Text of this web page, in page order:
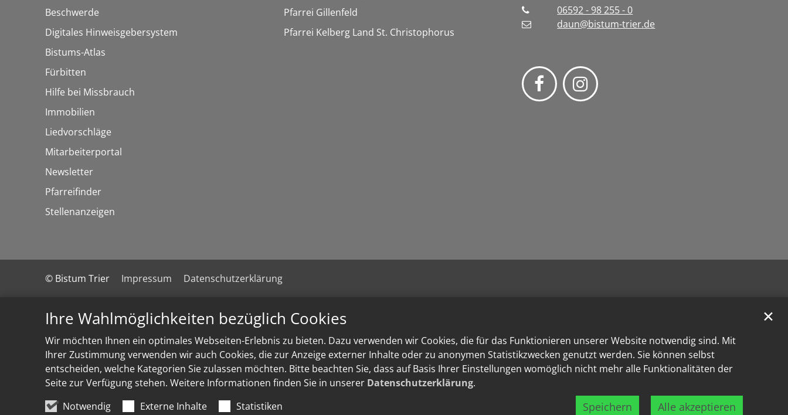
Ihre Wahlmöglichkeiten bezüglich Cookies
Wir möchten Ihnen ein optimales Webseiten-Erlebnis zu bieten. Dazu verwenden wir Cookies, die für das Funktionieren unserer Website notwendig sind. Mit
Ihrer Zustimmung verwenden wir auch Cookies, die zur Anzeige externer Inhalte oder zu anonymen Statistikzwecken genutzt werden. Sie können selbst
entscheiden, welche Kategorien Sie zulassen möchten. Bitte beachten Sie, dass auf Basis Ihrer Einstellungen womöglich nicht mehr alle Funktionalitäten der
Seite zur Verfügung stehen. Weitere Informationen finden Sie in unserer Datenschutzerklärung.
Notwendig
Externe Inhalte Statistiken Speichern Alle akzeptieren
✕
Beschwerde
Digitales Hinweisgebersystem
Bistums-Atlas
Fürbitten
Hilfe bei Missbrauch
Immobilien
Liedvorschläge
Mitarbeiterportal
Newsletter
Pfarreifinder
Stellenanzeigen
Pfarrei Gillenfeld
Pfarrei Kelberg Land St. Christophorus
06592 - 98 255 - 0
daun@bistum-trier.de
© Bistum Trier Impressum Datenschutzerklärung